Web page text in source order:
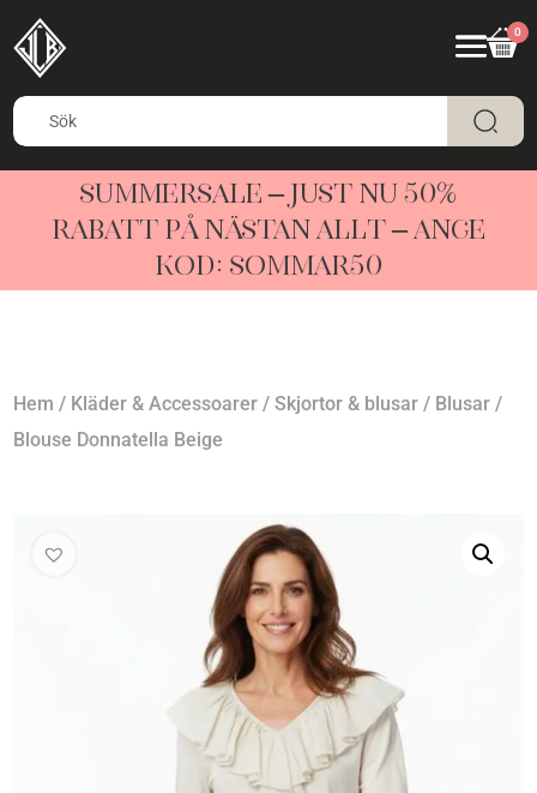
0
SUMMERSALE – JUST NU 50%
RABATT PÅ NÄSTAN ALLT – ANGE
KOD: SOMMAR50
Hem / Kläder & Accessoarer /Skjortor & blusar / Blusar /
Blouse Donnatella Beige